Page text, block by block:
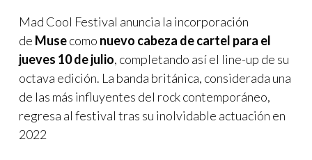
Mad Cool Festival anuncia la incorporación
de Musecomo nuevo cabeza de cartel para el
jueves 10 de julio, completando así el line-up de su
octava edición. La banda británica, considerada una
de las más influyentes del rock contemporáneo,
regresa al festival tras su inolvidable actuación en
2022